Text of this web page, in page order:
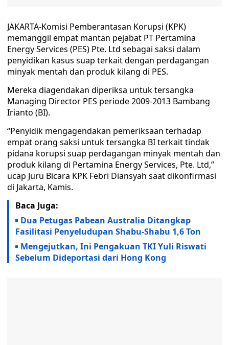
JAKARTA-Komisi Pemberantasan Korupsi (KPK)
memanggil empat mantan pejabat PT Pertamina
Energy Services (PES) Pte. Ltd sebagai saksi dalam
penyidikan kasus suap terkait dengan perdagangan
minyak mentah dan produk kilang di PES.
Mereka diagendakan diperiksa untuk tersangka
Managing Director PES periode 2009-2013 Bambang
Irianto (BI).
“Penyidik mengagendakan pemeriksaan terhadap
empat orang saksi untuk tersangka BI terkait tindak
pidana korupsi suap perdagangan minyak mentah dan
produk kilang di Pertamina Energy Services, Pte. Ltd,”
ucap Juru Bicara KPK Febri Diansyah saat dikonfirmasi
di Jakarta, Kamis.
Baca Juga:
Dua Petugas Pabean Australia Ditangkap
Fasilitasi Penyeludupan Shabu-Shabu 1,6 Ton
Mengejutkan, Ini Pengakuan TKI Yuli Riswati
Sebelum Dideportasi dari Hong Kong